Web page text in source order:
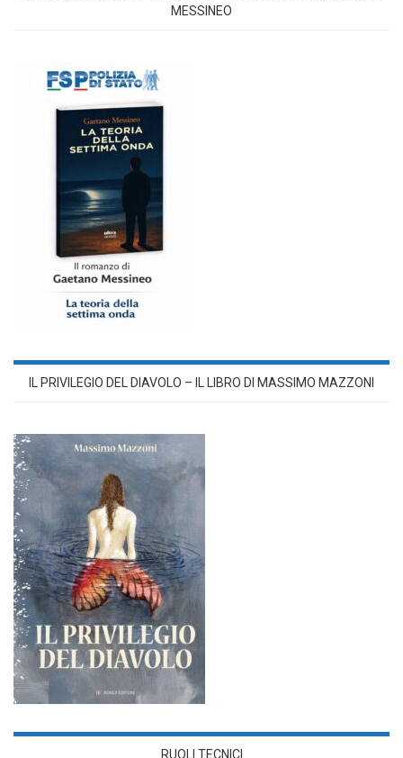
MESSINEO
IL PRIVILEGIO DEL DIAVOLO – IL LIBRO DI MASSIMO MAZZONI
RUOLI TECNICI